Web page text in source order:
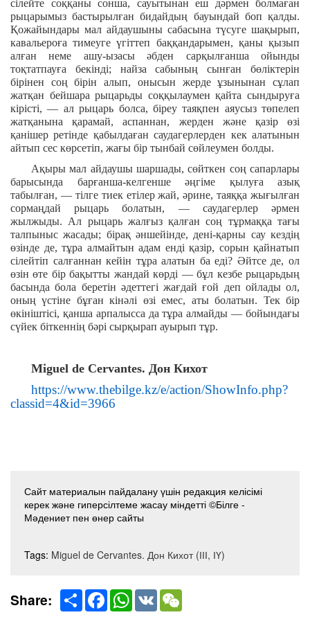
сілейте соққаны сонша, сауытынан еш дәрмен болмаған
рыцарымыз бастырылған бидайдың бауындай боп қалды.
Қожайындары мал айдаушыны сабасына түсуге шақырып,
кавальероға тимеуге үгіттеп баққандарымен, қаны қызып
алған неме ашу-ызасы әбден сарқылғанша ойынды
тоқтатпауға бекінді; найза сабының сынған бөліктерін
бірінен соң бірін алып, онысын жерде ұзынынан сұлап
жатқан бейшара рыцарьды соққылаумен қайта сындыруға
кірісті, — ал рыцарь болса, біреу таяқпен аяусыз төпелеп
жатқанына қарамай, аспаннан, жерден және қазір өзі
қанішер ретінде қабылдаған саудагерлерден кек алатынын
айтып сес көрсетіп, жағы бір тынбай сөйлеумен болды.
Ақыры мал айдаушы шаршады, сөйткен соң сапарлары
барысында барғанша-келгенше әңгіме қылуға азық
табылған, — тілге тиек етілер жай, әрине, таяққа жығылған
сормаңдай рыцарь болатын, — саудагерлер әрмен
жылжыды. Ал рыцарь жалғыз қалған соң тұрмаққа тағы
талпыныс жасады; бірақ әншейінде, дені-қарны сау кездің
өзінде де, тұра алмайтын адам енді қазір, сорын қайнатып
сілейтіп салғаннан кейін тұра алатын ба еді? Әйтсе де, ол
өзін өте бір бақытты жандай көрді — бұл кезбе рыцарьдың
басында бола беретін әдеттегі жағдай ғой деп ойлады ол,
оның үстіне бұған кінәлі өзі емес, аты болатын. Тек бір
өкініштісі, қанша арпалысса да тұра алмайды — бойындағы
сүйек біткеннің бәрі сырқырап ауырып тұр.
Miguel de Cervantes. Дон Кихот
https://www.thebilge.kz/e/action/ShowInfo.php?
classid=4&id=3966
Сайт материалын пайдалану үшін редакция келісімі
керек және гиперсілтеме жасау міндетті ©Білге -
Мәдениет пен өнер сайты
Tags: Miguel de Cervantes. Дон Кихот (ІІІ, ІҮ)
Share: Share FacebookWhatsApp
VK